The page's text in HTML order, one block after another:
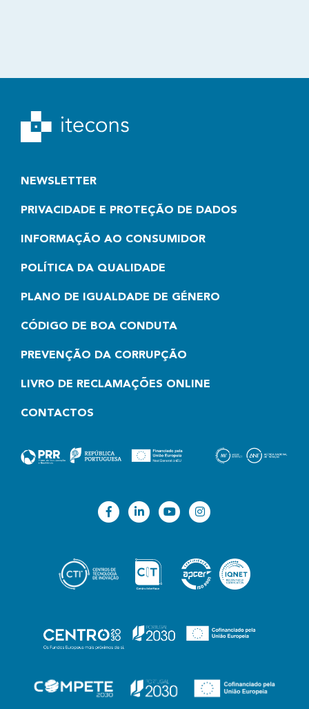
NEWSLETTER
PRIVACIDADE E PROTEÇÃO DE DADOS
INFORMAÇÃO AO CONSUMIDOR
POLÍTICA DA QUALIDADE
PLANO DE IGUALDADE DE GÉNERO
CÓDIGO DE BOA CONDUTA
PREVENÇÃO DA CORRUPÇÃO
LIVRO DE RECLAMAÇÕES ONLINE
CONTACTOS